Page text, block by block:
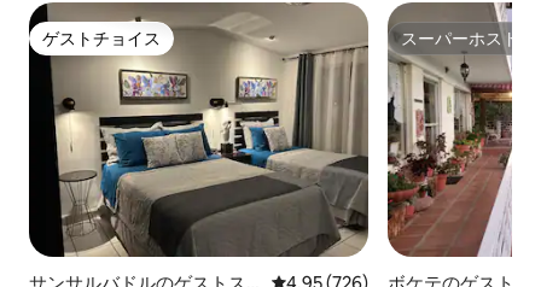
ゲストチョイス
ゲストチョイス スーパーホスト
スーパーホスト